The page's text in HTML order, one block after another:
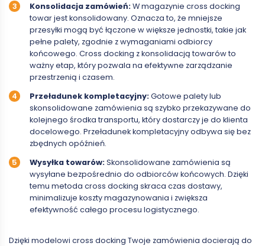
Konsolidacja zamówień:W magazynie cross docking
towar jest konsolidowany. Oznacza to, że mniejsze
przesyłki mogą być łączone w większe jednostki, takie jak
pełne palety, zgodnie z wymaganiami odbiorcy
końcowego. Cross docking z konsolidacją towarów to
ważny etap, który pozwala na efektywne zarządzanie
przestrzenią i czasem.
Przeładunek kompletacyjny:Gotowe palety lub
skonsolidowane zamówienia są szybko przekazywane do
kolejnego środka transportu, który dostarczy je do klienta
docelowego. Przeładunek kompletacyjny odbywa się bez
zbędnych opóźnień.
Wysyłka towarów:Skonsolidowane zamówienia są
wysyłane bezpośrednio do odbiorców końcowych. Dzięki
temu metoda cross docking skraca czas dostawy,
minimalizuje koszty magazynowania i zwiększa
efektywność całego procesu logistycznego.
Dzięki modelowi cross docking Twoje zamówienia docierają do